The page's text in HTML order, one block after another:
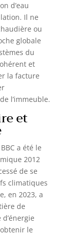
d’eau
Il ne
ou
globale
du
et
la facture
l’immeuble.
et
a été le
2012
de se
climatiques
en 2023, a
de
le